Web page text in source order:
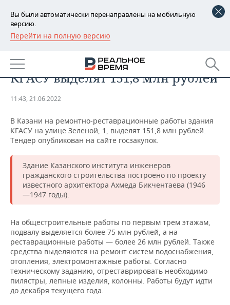
Вы были автоматически перенаправлены на мобильную
версию.
Перейти на полную версию
РЕГИОНЫ
БАШКОРТОСТАН
ТАТАРСТАН
НОВОСТИ
АНАЛИТИКА
ДЕКЛАРАЦИИ О ДОХОДАХ
КОРОЛИ ГОСЗАКАЗА ПФО
ВУЗЫ ТАТАРСТАНА
КОМУ ПРИНАДЛЕЖАТ
ТАТАРСТАНА
НОВОСТИ ЭКОНОМИКИ
ФИНАНСЫ
БАНКИ
ИНВЕСТИЦИИ
ПРОМЫШЛЕННОСТЬ
НОВОСТИ
ПРОМЫШЛЕННОСТИ
АГРОПРОМ
НЕФТЕХИМИЯ
НЕФТЬ
ОПК
НЕДВИЖИМОСТЬ
НОВОСТИ НЕДВИЖИМОСТИ
АВТО
НОВОСТИ АВТО
БИЗНЕС
НОВОСТИ БИЗНЕСА
РОЗНИЧНАЯ ТОРГОВЛЯ
ТРАНСПОРТ
УСЛУГИ
ТЕХНОЛОГИИ
НОВОСТИ ТЕХНОЛОГИЙ
IT
МЕДИА
МЕРОПРИЯТИЯ
НОВОСТИ МЕРОПРИЯТИЙ
ВЫЕЗДНАЯ РЕДАКЦИЯ
СПОРТ
НОВОСТИ СПОРТА
ОБЩЕСТВО
В Казани на реставрацию здания
КГАСУ выделят 151,8 млн рублей
11:43, 21.06.2022
В Казани на ремонтно-реставрационные работы здания
КГАСУ на улице Зеленой, 1, выделят 151,8 млн рублей.
Тендер опубликован на сайте госзакупок.
Здание Казанского института инженеров
гражданского строительства построено по проекту
известного архитектора Ахмеда Бикчентаева (1946
—1947 годы).
На общестроительные работы по первым трем этажам,
подвалу выделяется более 75 млн рублей, а на
реставрационные работы — более 26 млн рублей. Также
средства выделяются на ремонт систем водоснабжения,
отопления, электромонтажные работы. Согласно
техническому заданию, отреставрировать необходимо
пилястры, лепные изделия, колонны. Работы будут идти
до декабря текущего года.